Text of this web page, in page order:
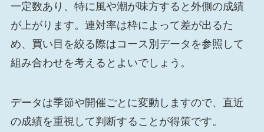
一定数あり、特に風や潮が味方すると外側の成績
が上がります。連対率は枠によって差が出るた
め、買い目を絞る際はコース別データを参照して
組み合わせを考えるとよいでしょう。
データは季節や開催ごとに変動しますので、直近
の成績を重視して判断することが得策です。